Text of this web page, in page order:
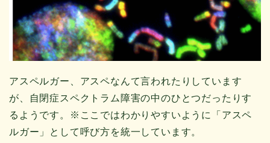
アスペルガー、アスペなんて言われたりしています
が、自閉症スペクトラム障害の中のひとつだったりす
るようです。※ここではわかりやすいように「アスペ
ルガー」として呼び方を統一しています。